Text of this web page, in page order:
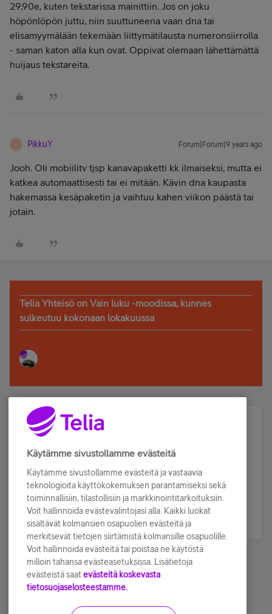
29,90e, kuten tekstarissa mainittiin. Jos on joku
höpönlöpön juttu, niin suuttuneena vaan dna tai
elisamyymälään tekemään liittymätilausta numeronsiirrolla
- saman katon alla kun ovat. Oppivat olemaan lähettämättä
huijaus tekstareita.
P PikkuY Forum|Forum|9 years ago
Jooh. Oli mobiilitv tjsp kanavapaketti kk ilmaiseksi, mutta ei
katkea automaattisesti tai ei mitään. Kävin dna kaupasta
hakemassa kesäpaketin ja vaihtuu kahen viikon päästä tai
jotain.
Telia Yhteisö on Vain luku -moodissa, kunnes
sulkeutuu kokonaan lokakuussa
Älä jää paitsi – osallistu ja voita!
Tilaa Telian uutiskirje ja olet mukana arvonnassa.
sähköpostiisi.
Tilaa nyt
Käytämme sivustollamme evästeitä
Käytämme sivustollamme evästeitä ja vastaavia
teknologioita käyttökokemuksen parantamiseksi sekä
toiminnallisiin, tilastollisiin ja markkinointitarkoituksiin.
Voit hallinnoida evästevalintojasi alla. Kaikki luokat
sisältävät kolmansien osapuolien evästeitä ja
merkitsevät tietojen siirtämistä kolmansille osapuolille.
Voit hallinnoida evästeitä tai poistaa ne käytöstä
milloin tahansa evästeasetuksissa. Lisätietoja
evästeistä saat evästeitä koskevasta
tietosuojaselosteestamme.